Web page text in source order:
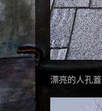
漂亮的人孔蓋